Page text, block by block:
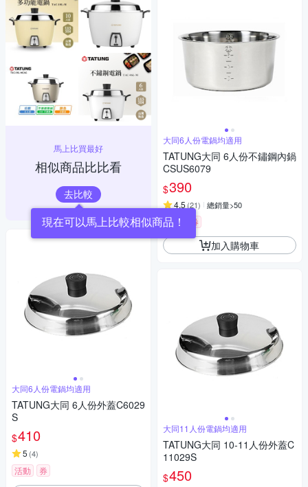
馬上比買最好
相似商品比比看
去比較
現在可以馬上比較相似商品！
大同6人份電鍋均適用
TATUNG大同 6人份外蓋C6029
S
$410
5 (4)
活動 券
大同6人份電鍋均適用
TATUNG大同 6人份不鏽鋼內鍋
CSUS6079
$390
4.5(21) 總銷量>50
活動 券
加入購物車
大同11人份電鍋均適用
TATUNG大同 10-11人份外蓋C
11029S
$450